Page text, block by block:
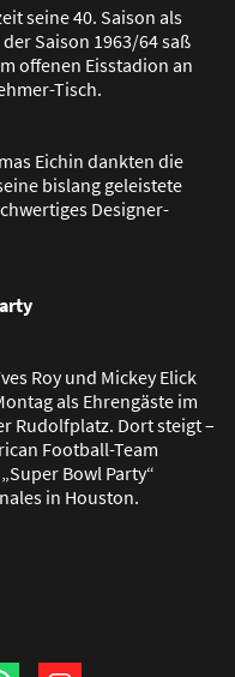
seine 40. Saison als
Saison 1963/64 saß
offenen Eisstadion an
Tisch.
Eichin dankten die
bislang geleistete
Designer-
Roy und Mickey Elick
als Ehrengäste im
Rudolfplatz. Dort steigt –
Football-Team
Bowl Party“
in Houston.